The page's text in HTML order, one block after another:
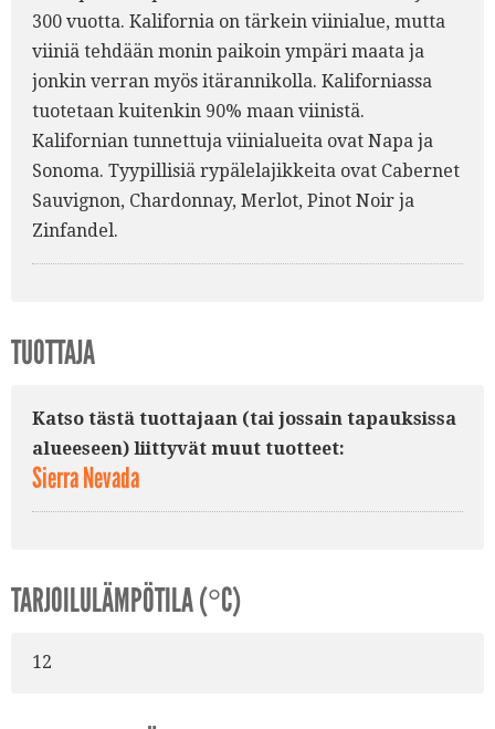
300 vuotta. Kalifornia on tärkein viinialue, mutta
viiniä tehdään monin paikoin ympäri maata ja
jonkin verran myös itärannikolla. Kaliforniassa
tuotetaan kuitenkin 90% maan viinistä.
Kalifornian tunnettuja viinialueita ovat Napa ja
Sonoma. Tyypillisiä rypälelajikkeita ovat Cabernet
Sauvignon, Chardonnay, Merlot, Pinot Noir ja
Zinfandel.
TUOTTAJA
Katso tästä tuottajaan (tai jossain tapauksissa
alueeseen) liittyvät muut tuotteet:
Sierra Nevada
TARJOILULÄMPÖTILA (°C)
12